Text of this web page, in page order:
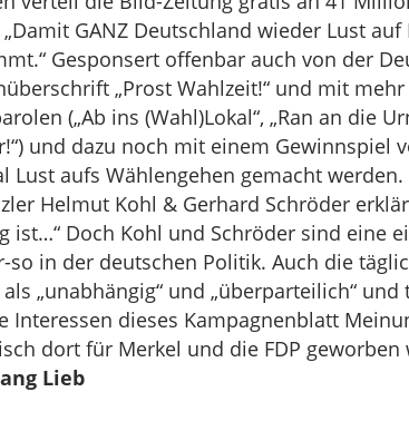
„Damit GANZ Deutschland wieder Lust
Gesponsert offenbar auch von der
„Prost Wahlzeit!“ und mit
(„Ab ins (Wahl)Lokal“, „Ran an die
und dazu noch mit einem Gewinnspiel
Lust aufs Wählengehen gemacht
Helmut Kohl & Gerhard Schröder
ist…“ Doch Kohl und Schröder sind eine
so in der deutschen Politik. Auch die
„unabhängig“ und „überparteilich“
Interessen dieses Kampagnenblatt
dort für Merkel und die FDP geworben
Lieb